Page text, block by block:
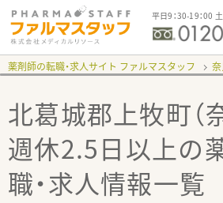
平日9：30-19：00
薬剤師の転職・求人サイト ファルマスタッフ
北葛城郡上牧町（
週休2.5日以上の
職・求人情報一覧